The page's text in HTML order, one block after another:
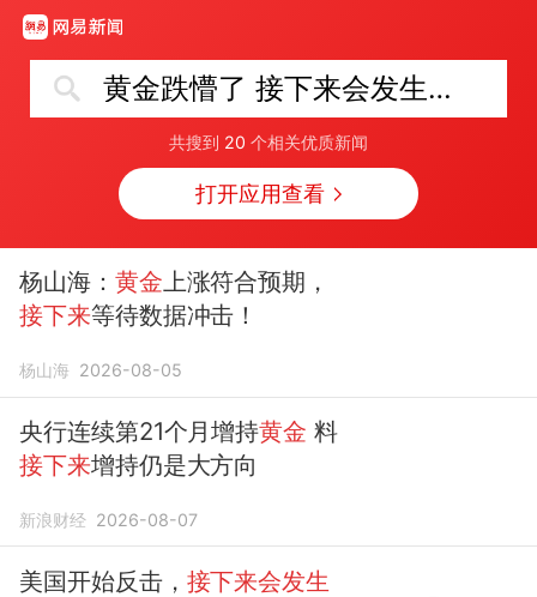
黄金跌懵了 接下来会发生什么
共搜到 20 个相关优质新闻
打开应用查看
杨山海： 黄金上涨符合预期，
接下来等待数据冲击！
杨山海 2026-08-05
央行连续第21个月增持黄金 料
接下来增持仍是大方向
新浪财经 2026-08-07
美国开始反击， 接下来会发生